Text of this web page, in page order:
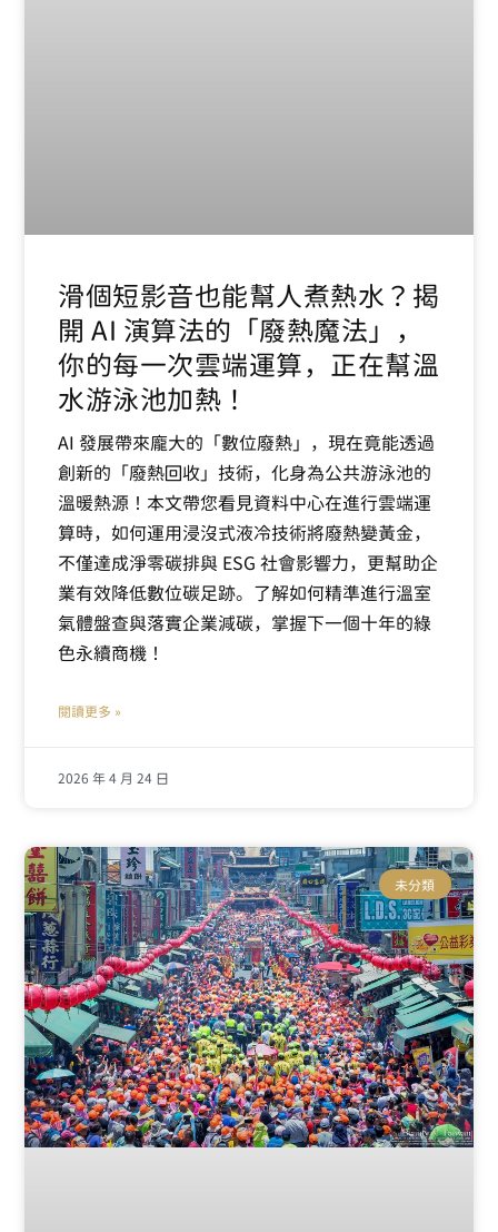
滑個短影音也能幫人煮熱水？揭
開 AI 演算法的「廢熱魔法」，
你的每一次雲端運算，正在幫溫
水游泳池加熱！
AI 發展帶來龐大的「數位廢熱」，現在竟能透過
創新的「廢熱回收」技術，化身為公共游泳池的
溫暖熱源！本文帶您看見資料中心在進行雲端運
算時，如何運用浸沒式液冷技術將廢熱變黃金，
不僅達成淨零碳排與 ESG 社會影響力，更幫助企
業有效降低數位碳足跡。了解如何精準進行溫室
氣體盤查與落實企業減碳，掌握下一個十年的綠
色永續商機！
閱讀更多 »
2026 年 4 月 24 日
未分類